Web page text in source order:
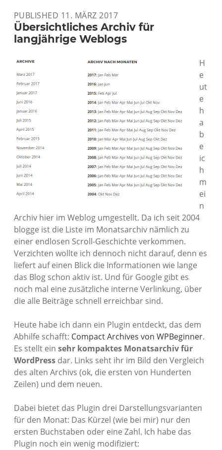
PUBLISHED 11. MÄRZ 2017
Übersichtliches Archiv für
langjährige Weblogs
H
e
ut
e
h
a
b
e
ic
h
m
ei
n
Archiv hier im Weblog umgestellt. Da ich seit 2004
blogge ist die Liste im Monatsarchiv nämlich zu
einer endlosen Scroll-Geschichte verkommen.
Verzichten wollte ich dennoch nicht darauf, denn es
liefert auf einen Blick die Informationen wie lange
das Blog schon aktiv ist. Und für Google gibt es
noch mal eine zusätzliche interne Verlinkung, über
die alle Beiträge schnell erreichbar sind.
Heute habe ich dann ein Plugin entdeckt, das dem
Abhilfe schafft: Compact Archives von WPBeginner.
Es stellt ein sehr kompaktes Monatsarchiv für
WordPress dar. Links seht ihr im Bild den Vergleich
des alten Archivs (ok, die ersten von Hunderten
Zeilen) und dem neuen.
Dabei bietet das Plugin drei Darstellungsvarianten
für den Monat: Das Kürzel (wie bei mir) nur den
ersten Buchstaben oder eine Zahl. Ich habe das
Plugin noch ein wenig modifiziert: